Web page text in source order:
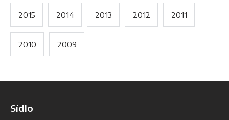
2015 2014 2013 2012 2011
2010 2009
Sídlo